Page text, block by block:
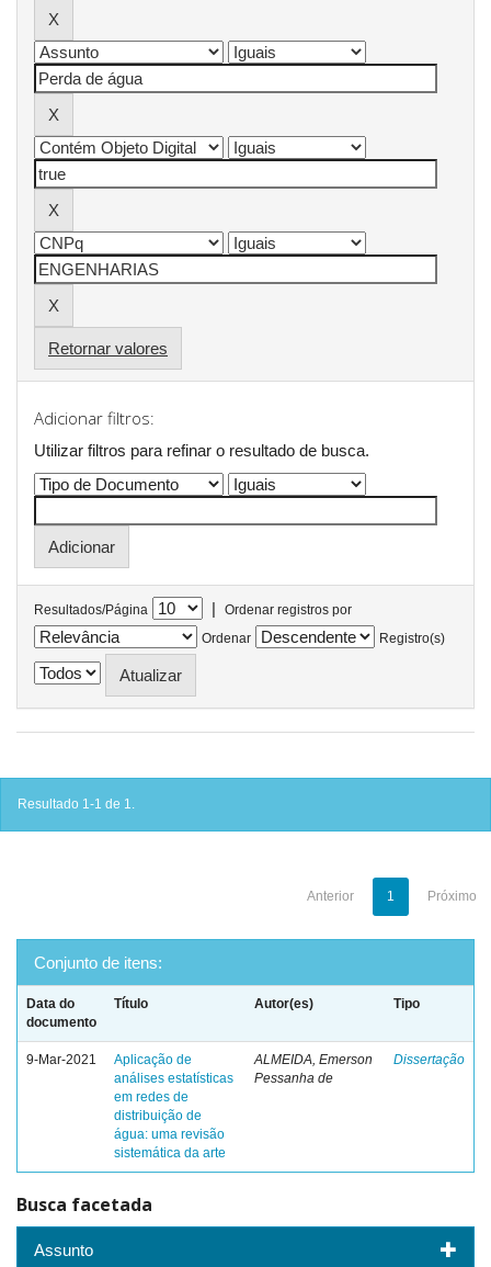
Retornar valores
Adicionar filtros:
Utilizar filtros para refinar o resultado de busca.
Resultados/Página |
Ordenar registros por
Ordenar
Registro(s)
Resultado 1-1 de 1.
Anterior 1 Próximo
Conjunto de itens:
Data do
documento
Título Autor(es) Tipo
9-Mar-2021
Aplicação de
análises estatísticas
em redes de
distribuição de
água: uma revisão
sistemática da arte
ALMEIDA, Emerson
Pessanha de
Dissertação
Busca facetada
Assunto